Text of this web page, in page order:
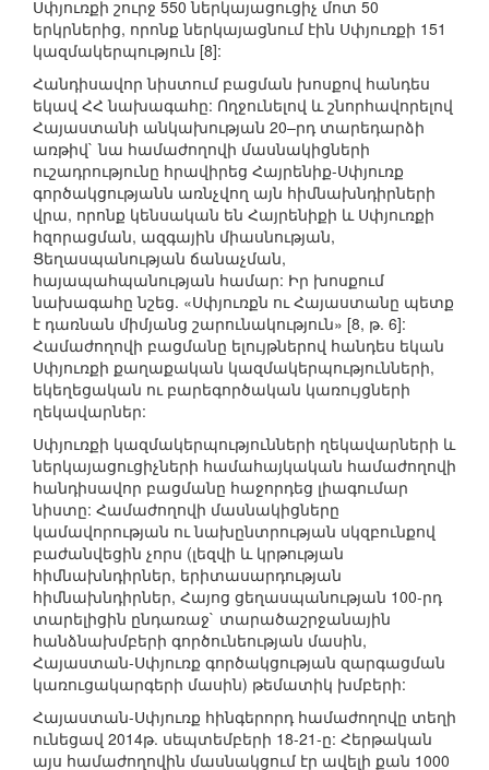
Սփյուռքի շուրջ 550 ներկայացուցիչ մոտ 50
երկրներից, որոնք ներկայացնում էին Սփյուռքի 151
կազմակերպություն [8]:
Հանդիսավոր նիստում բացման խոսքով հանդես
եկավ ՀՀ նախագահը: Ողջունելով և շնորհավորելով
Հայաստանի անկախության 20–րդ տարեդարձի
առթիվ` նա համաժողովի մասնակիցների
ուշադրությունը հրավիրեց Հայրենիք-Սփյուռք
գործակցությանն առնչվող այն հիմնախնդիրների
վրա, որոնք կենսական են Հայրենիքի և Սփյուռքի
հզորացման, ազգային միասնության,
Ցեղասպանության ճանաչման,
հայապահպանության համար: Իր խոսքում
նախագահը նշեց. «Սփյուռքն ու Հայաստանը պետք
է դառնան միմյանց շարունակություն» [8, թ. 6]:
Համաժողովի բացմանը ելույթներով հանդես եկան
Սփյուռքի քաղաքական կազմակերպությունների,
եկեղեցական ու բարեգործական կառույցների
ղեկավարներ:
Սփյուռքի կազմակերպությունների ղեկավարների և
ներկայացուցիչների համահայկական համաժողովի
հանդիսավոր բացմանը հաջորդեց լիագումար
նիստը: Համաժողովի մասնակիցները
կամավորության ու նախընտրության սկզբունքով
բաժանվեցին չորս (լեզվի և կրթության
հիմնախնդիրներ, երիտասարդության
հիմնախնդիրներ, Հայոց ցեղասպանության 100-րդ
տարելիցին ընդառաջ` տարածաշրջանային
հանձնախմբերի գործունեության մասին,
Հայաստան-Սփյուռք գործակցության զարգացման
կառուցակարգերի մասին) թեմատիկ խմբերի:
Հայաստան-Սփյուռք հինգերորդ համաժողովը տեղի
ունեցավ 2014թ. սեպտեմբերի 18-21-ը: Հերթական
այս համաժողովին մասնակցում էր ավելի քան 1000